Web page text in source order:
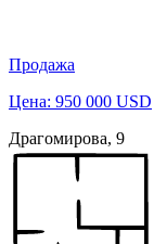
Продажа
Цена: 950 000 USD
Драгомирова, 9